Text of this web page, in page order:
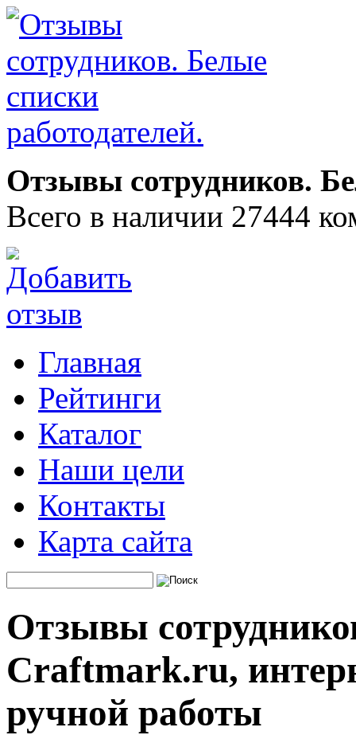
Отзывы сотрудников.
Всего в наличии 27444
Главная
Рейтинги
Каталог
Наши цели
Контакты
Карта сайта
Отзывы
Craftmark.ru,
ручной работы